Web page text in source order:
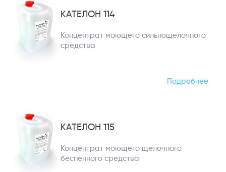
КАТЕЛОН 114
Концентрат моющего сильнощелочного
средства
Подробнее
КАТЕЛОН 115
Концентрат моющего щелочного
беспенного средства